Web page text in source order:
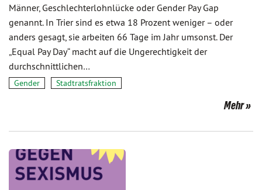
Männer, Geschlechterlohnlücke oder Gender Pay Gap
genannt. In Trier sind es etwa 18 Prozent weniger – oder
anders gesagt, sie arbeiten 66 Tage im Jahr umsonst. Der
„Equal Pay Day“ macht auf die Ungerechtigkeit der
durchschnittlichen…
Gender Stadtratsfraktion
Mehr